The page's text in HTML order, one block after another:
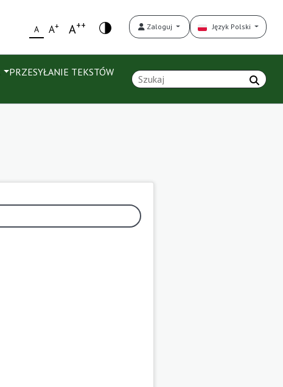
A A+ A++ Zaloguj Język Polski
PRZESYŁANIE TEKSTÓW